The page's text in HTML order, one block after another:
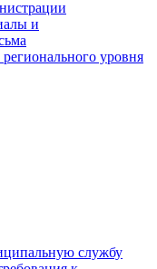
и
уровня
службу